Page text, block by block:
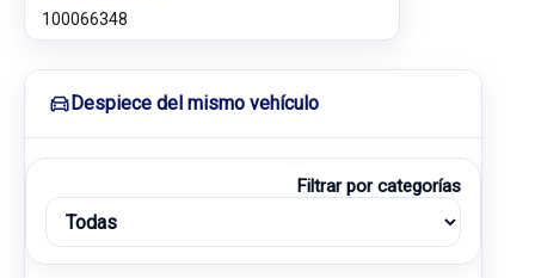
100066348
Despiece del mismo vehículo
Filtrar por categorías